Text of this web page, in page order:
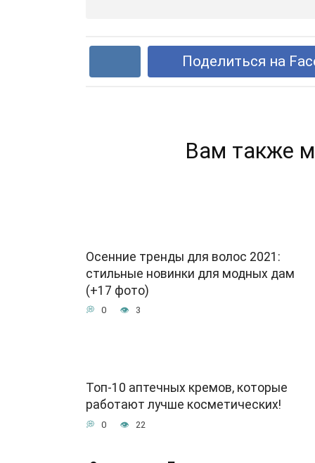
Поделиться на
Вам также
Осенние тренды для волос 2021:
стильные новинки для модных дам
(+17 фото)
0 3
Топ-10 аптечных кремов, которые
работают лучше косметических!
0 22